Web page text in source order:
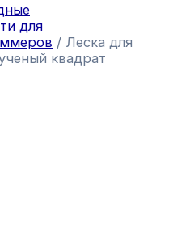
для
/ Леска для
квадрат